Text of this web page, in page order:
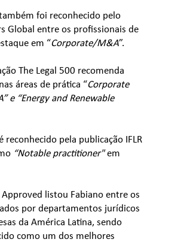
foi reconhecido pelo
Global entre os profissionais de
em “Corporate/M&A”.
The Legal 500 recomenda
áreas de prática “Corporate
e “Energy and Renewable
reconhecido pela publicação IFLR
“Notable practitioner"em
Approved listou Fabiano entre os
por departamentos jurídicos
da América Latina, sendo
como um dos melhores